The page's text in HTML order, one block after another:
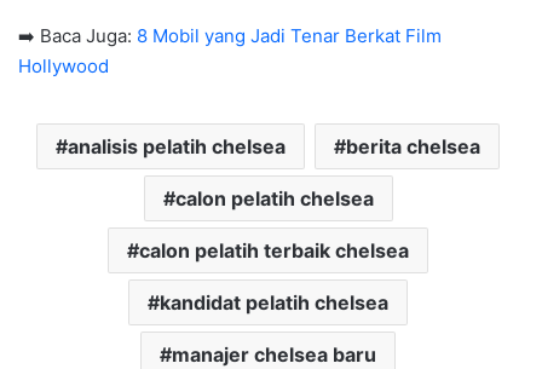
➡️ Baca Juga: 8 Mobil yang Jadi Tenar Berkat Film
Hollywood
analisis pelatih chelsea berita chelsea
calon pelatih chelsea
calon pelatih terbaik chelsea
kandidat pelatih chelsea
manajer chelsea baru